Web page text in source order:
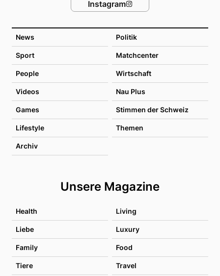
News Politik
Sport Matchcenter
People Wirtschaft
Videos Nau Plus
Games Stimmen der Schweiz
Lifestyle Themen
Archiv
Unsere Magazine
Health Living
Liebe Luxury
Family Food
Tiere Travel
Instagram